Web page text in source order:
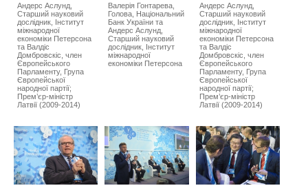
Андерс Аслунд,
Старший науковий
дослідник, Інститут
міжнародної
економіки Петерсона
та Валдіс
Домбровскіс, член
Європейського
Парламенту, Група
Європейської
народної партії;
Прем’єр-міністр
Латвії (2009-2014)
Валерія Гонтарева,
Голова, Національний
Банк України та
Андерс Аслунд,
Старший науковий
дослідник, Інститут
міжнародної
економіки Петерсона
Андерс Аслунд,
Старший науковий
дослідник, Інститут
міжнародної
економіки Петерсона
та Валдіс
Домбровскіс, член
Європейського
Парламенту, Група
Європейської
народної партії;
Прем’єр-міністр
Латвії (2009-2014)